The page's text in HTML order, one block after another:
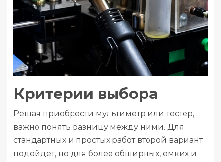
Критерии выбора
Решая приобрести мультиметр или тестер,
важно понять разницу между ними. Для
стандартных и простых работ второй вариант
подойдет, но для более обширных, емких и